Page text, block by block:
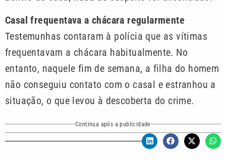
Casal frequentava a chácara regularmente
Testemunhas contaram à polícia que as vítimas
frequentavam a chácara habitualmente. No
entanto, naquele fim de semana, a filha do homem
não conseguiu contato com o casal e estranhou a
situação, o que levou à descoberta do crime.
Continua após a publicidade